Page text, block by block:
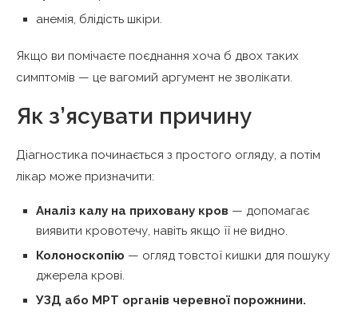
анемія, блідість шкіри.
Якщо ви помічаєте поєднання хоча б двох таких
симптомів — це вагомий аргумент не зволікати.
Як з’ясувати причину
Діагностика починається з простого огляду, а потім
лікар може призначити:
Аналіз калу на приховану кров — допомагає
виявити кровотечу, навіть якщо її не видно.
Колоноскопію — огляд товстої кишки для пошуку
джерела крові.
УЗД або МРТ органів черевної порожнини.